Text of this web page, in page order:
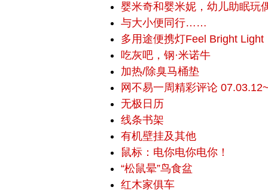
婴米奇和婴米妮，幼儿助眠玩
与大小便同行……
多用途便携灯Feel Bright Light
吃灰吧，钢·米诺牛
加热/除臭马桶垫
网不易一周精彩评论
无极日历
线条书架
有机壁挂及其他
鼠标：电你电你电你！
“松鼠晕”鸟食盆
红木家俱车